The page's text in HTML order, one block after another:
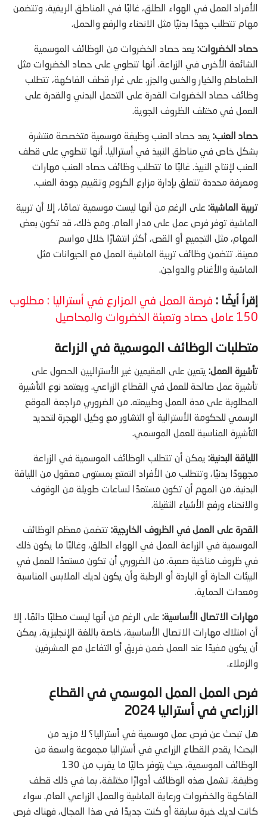
الأفراد العمل في الهواء الطلق، غالبًا في المناطق الريفية، وتتضمن
مهام تتطلب جهدًا بدنيًا مثل الانحناء والرفع والحمل.
حصاد الخضروات: يعد حصاد الخضروات من الوظائف الموسمية
الشائعة الأخرى في الزراعة. أنها تنطوي على حصاد الخضروات مثل
الطماطم والخيار والخس والجزر. على غرار قطف الفاكهة، تتطلب
وظائف حصاد الخضروات القدرة على التحمل البدني والقدرة على
العمل في مختلف الظروف الجوية.
حصاد العنب: يعد حصاد العنب وظيفة موسمية متخصصة منتشرة
بشكل خاص في مناطق النبيذ في أستراليا. أنها تنطوي على قطف
العنب لإنتاج النبيذ. غالبًا ما تتطلب وظائف حصاد العنب مهارات
ومعرفة محددة تتعلق بإدارة مزارع الكروم وتقييم جودة العنب.
تربية الماشية: على الرغم من أنها ليست موسمية تمامًا، إلا أن تربية
الماشية توفر فرص عمل على مدار العام. ومع ذلك، قد تكون بعض
المهام، مثل التجميع أو القص، أكثر انتشارًا خلال مواسم
معينة. تتضمن وظائف تربية الماشية العمل مع الحيوانات مثل
الماشية والأغنام والدواجن.
إقرأ أيضًا : فرصة العمل في المزارع في أستراليا : مطلوب
150 عامل حصاد وتعبئة الخضروات والمحاصيل
متطلبات الوظائف الموسمية في الزراعة
تأشيرة العمل: يتعين على المقيمين غير الأستراليين الحصول على
تأشيرة عمل صالحة للعمل في القطاع الزراعي. ويعتمد نوع التأشيرة
المطلوبة على مدة العمل وطبيعته. من الضروري مراجعة الموقع
الرسمي للحكومة الأسترالية أو التشاور مع وكيل الهجرة لتحديد
التأشيرة المناسبة للعمل الموسمي.
اللياقة البدنية: يمكن أن تتطلب الوظائف الموسمية في الزراعة
مجهودًا بدنيًا، وتتطلب من الأفراد التمتع بمستوى معقول من اللياقة
البدنية. من المهم أن تكون مستعدًا لساعات طويلة من الوقوف
والانحناء ورفع الأشياء الثقيلة.
القدرة على العمل في الظروف الخارجية: تتضمن معظم الوظائف
الموسمية في الزراعة العمل في الهواء الطلق، وغالبًا ما يكون ذلك
في ظروف مناخية صعبة. من الضروري أن تكون مستعدًا للعمل في
البيئات الحارة أو الباردة أو الرطبة وأن يكون لديك الملابس المناسبة
ومعدات الحماية.
مهارات الاتصال الأساسية: على الرغم من أنها ليست مطلبًا دائمًا، إلا
أن امتلاك مهارات الاتصال الأساسية، خاصة باللغة الإنجليزية، يمكن
أن يكون مفيدًا عند العمل ضمن فريق أو التفاعل مع المشرفين
والزملاء.
فرص العمل العمل الموسمي في القطاع
الزراعي في أستراليا 2024
هل تبحث عن فرص عمل موسمية في أستراليا؟ لا مزيد من
البحث! يقدم القطاع الزراعي في أستراليا مجموعة واسعة من
الوظائف الموسمية، حيث يتوفر حاليًا ما يقرب من 130
وظيفة. تشمل هذه الوظائف أدوارًا مختلفة، بما في ذلك قطف
الفاكهة والخضروات ورعاية الماشية والعمل الزراعي العام. سواء
كانت لديك خبرة سابقة أو كنت جديدًا في هذا المجال، فهناك فرص